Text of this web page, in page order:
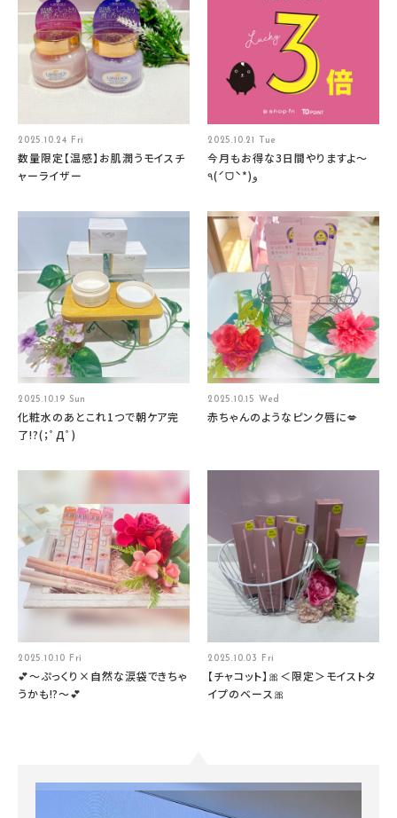
2025.10.24 Fri
数量限定【温感】お肌潤うモイスチ
ャーライザー
2025.10.21 Tue
今月もお得な3日間やりますよ～
٩(ˊᗜˋ*)و
2025.10.19 Sun
化粧水のあとこれ1つで朝ケア完
了!?(；ﾟДﾟ)
2025.10.15 Wed
赤ちゃんのようなピンク唇に💋
2025.10.10 Fri
💕～ぷっくり×自然な涙袋できちゃ
うかも⁉～💕
2025.10.03 Fri
【チャコット】🎀＜限定＞モイストタ
イプのベース🎀